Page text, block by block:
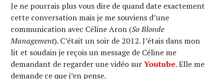
Je ne pourrais plus vous dire de quand date exactement
cette conversation mais je me souviens d’une
communication avec Céline Aron (So Blonde
Management). C’était un soir de 2012. J’étais dans mon
lit et soudain je reçois un message de Céline me
demandant de regarder une vidéo surYoutube. Elle me
demande ce que j’en pense.